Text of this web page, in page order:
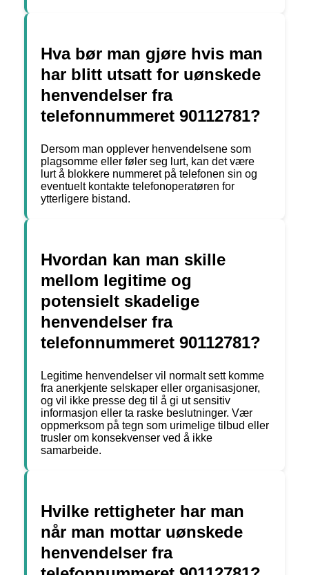
Hva bør man gjøre hvis man
har blitt utsatt for uønskede
henvendelser fra
telefonnummeret 90112781?
Dersom man opplever henvendelsene som
plagsomme eller føler seg lurt, kan det være
lurt å blokkere nummeret på telefonen sin og
eventuelt kontakte telefonoperatøren for
ytterligere bistand.
Hvordan kan man skille
mellom legitime og
potensielt skadelige
henvendelser fra
telefonnummeret 90112781?
Legitime henvendelser vil normalt sett komme
fra anerkjente selskaper eller organisasjoner,
og vil ikke presse deg til å gi ut sensitiv
informasjon eller ta raske beslutninger. Vær
oppmerksom på tegn som urimelige tilbud eller
trusler om konsekvenser ved å ikke
samarbeide.
Hvilke rettigheter har man
når man mottar uønskede
henvendelser fra